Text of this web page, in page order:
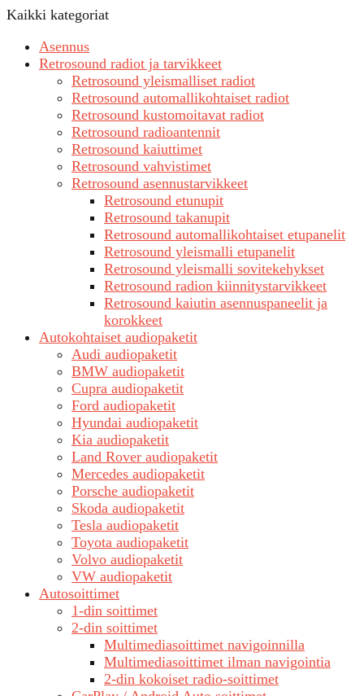
Kaikki kategoriat
Asennus
Retrosound radiot ja tarvikkeet
Retrosound yleismalliset radiot
Retrosound automallikohtaiset radiot
Retrosound kustomoitavat radiot
Retrosound radioantennit
Retrosound kaiuttimet
Retrosound vahvistimet
Retrosound asennustarvikkeet
Retrosound etunupit
Retrosound takanupit
Retrosound automallikohtaiset etupanelit
Retrosound yleismalli etupanelit
Retrosound yleismalli sovitekehykset
Retrosound radion kiinnitystarvikkeet
Retrosound kaiutin asennuspaneelit ja
korokkeet
Autokohtaiset audiopaketit
Audi audiopaketit
BMW audiopaketit
Cupra audiopaketit
Ford audiopaketit
Hyundai audiopaketit
Kia audiopaketit
Land Rover audiopaketit
Mercedes audiopaketit
Porsche audiopaketit
Skoda audiopaketit
Tesla audiopaketit
Toyota audiopaketit
Volvo audiopaketit
VW audiopaketit
Autosoittimet
1-din soittimet
2-din soittimet
Multimediasoittimet navigoinnilla
Multimediasoittimet ilman navigointia
2-din kokoiset radio-soittimet